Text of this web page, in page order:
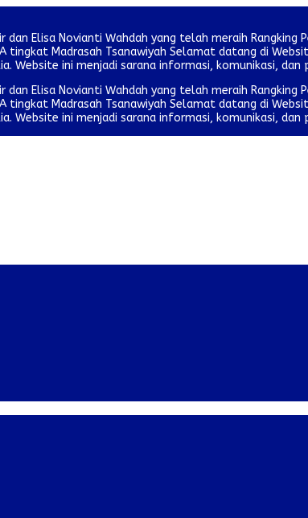
Elisa Novianti Wahdah yang telah meraih
tingkat Madrasah Tsanawiyah Selamat datang di
Website ini menjadi sarana informasi, komunikasi,
Elisa Novianti Wahdah yang telah meraih
tingkat Madrasah Tsanawiyah Selamat datang di
Website ini menjadi sarana informasi, komunikasi,